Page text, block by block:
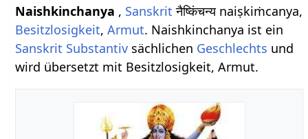
Naishkinchanya , Sanskrit नैष्किंचन्य naiṣkiṁcanya,
Besitzlosigkeit,Armut. Naishkinchanya ist ein
Sanskrit Substantiv sächlichen Geschlechts und
wird übersetzt mit Besitzlosigkeit, Armut.